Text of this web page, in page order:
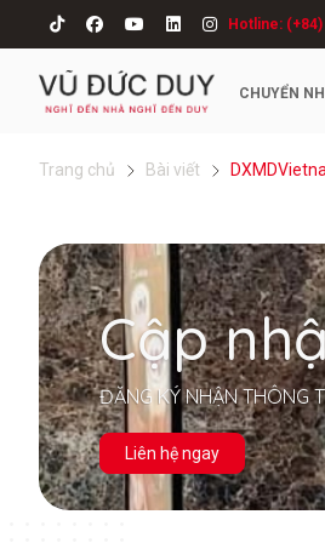
Hotline: (+84)
CHUYỂN
Trang chủ Bài viết
Cập
ĐĂNG KÝ NHẬN THÔNG
Liên hệ ngay